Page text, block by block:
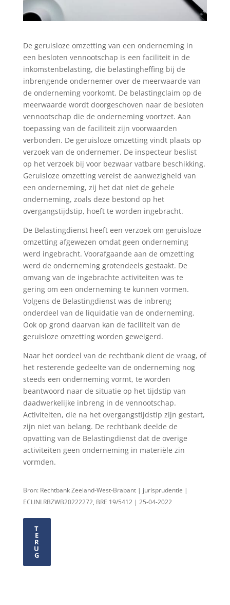
De geruisloze omzetting van een onderneming in
een besloten vennootschap is een faciliteit in de
inkomstenbelasting, die belastingheffing bij de
inbrengende ondernemer over de meerwaarde van
de onderneming voorkomt. De belastingclaim op de
meerwaarde wordt doorgeschoven naar de besloten
vennootschap die de onderneming voortzet. Aan
toepassing van de faciliteit zijn voorwaarden
verbonden. De geruisloze omzetting vindt plaats op
verzoek van de ondernemer. De inspecteur beslist
op het verzoek bij voor bezwaar vatbare beschikking.
Geruisloze omzetting vereist de aanwezigheid van
een onderneming, zij het dat niet de gehele
onderneming, zoals deze bestond op het
overgangstijdstip, hoeft te worden ingebracht.
De Belastingdienst heeft een verzoek om geruisloze
omzetting afgewezen omdat geen onderneming
werd ingebracht. Voorafgaande aan de omzetting
werd de onderneming grotendeels gestaakt. De
omvang van de ingebrachte activiteiten was te
gering om een onderneming te kunnen vormen.
Volgens de Belastingdienst was de inbreng
onderdeel van de liquidatie van de onderneming.
Ook op grond daarvan kan de faciliteit van de
geruisloze omzetting worden geweigerd.
Naar het oordeel van de rechtbank dient de vraag, of
het resterende gedeelte van de onderneming nog
steeds een onderneming vormt, te worden
beantwoord naar de situatie op het tijdstip van
daadwerkelijke inbreng in de vennootschap.
Activiteiten, die na het overgangstijdstip zijn gestart,
zijn niet van belang. De rechtbank deelde de
opvatting van de Belastingdienst dat de overige
activiteiten geen onderneming in materiële zin
vormden.
Bron: Rechtbank Zeeland-West-Brabant | jurisprudentie |
ECLINLRBZWB20222272, BRE 19/5412 | 25-04-2022
T
E
R
U
G